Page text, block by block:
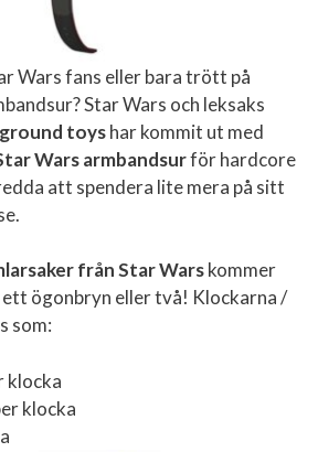
Wars fans eller bara trött på
Star Wars och leksaks
toyshar kommit ut med
Wars armbandsurför hardcore
att spendera lite mera på sitt
från Star Warskommer
ögonbryn eller två! Klockarna /
som:
klocka
klocka